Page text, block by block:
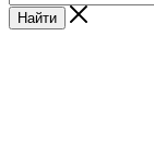
Найти